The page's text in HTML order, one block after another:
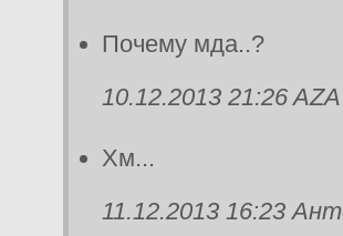
Почему мда..?
10.12.2013 21:26 AZA
Хм...
11.12.2013 16:23